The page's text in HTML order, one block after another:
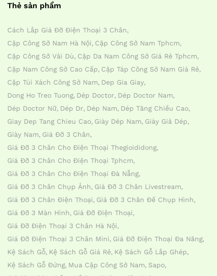
Thẻ sản phẩm
Cách Lắp Giá Đỡ Điện Thoại 3 Chân
Cặp Công Sở Nam Hà Nội Cặp Công Sở Nam Tphcm
Cặp Công Sở Vải Dù Cặp Da Nam Công Sở Giá Rẻ Tphcm
Cặp Nam Công Sở Cao Cấp Cặp Táp Công Sở Nam Giá Rẻ
Cặp Túi Xách Công Sở Nam Dep Gia Giay
Dong Ho Treo Tuong Dép Doctor Dép Doctor Nam
Dép Doctor Nữ Dép Dr Dép Nam Dép Tăng Chiều Cao
Giay Dep Tang Chieu Cao Giày Dép Nam Giày Giả Dép
Giày Nam Giá Đỡ 3 Chân
Giá Đỡ 3 Chân Cho Điện Thoại Thegioididong
Giá Đỡ 3 Chân Cho Điện Thoại Tphcm
Giá Đỡ 3 Chân Cho Điện Thoại Đà Nẵng
Giá Đỡ 3 Chân Chụp Ảnh Giá Đỡ 3 Chân Livestream
Giá Đỡ 3 Chân Điện Thoại Giá Đỡ 3 Chân Đế Chụp Hình
Giá Đỡ 3 Màn Hình Giá Đỡ Điện Thoại
Giá Đỡ Điện Thoại 3 Chân Hà Nội
Giá Đỡ Điện Thoại 3 Chân Mini Giá Đỡ Điện Thoại Đa Năng
Kệ Sách Gỗ Kệ Sách Gỗ Giá Rẻ Kệ Sách Gỗ Lắp Ghép
Kệ Sách Gỗ Đứng Mua Cặp Công Sở Nam Sapo